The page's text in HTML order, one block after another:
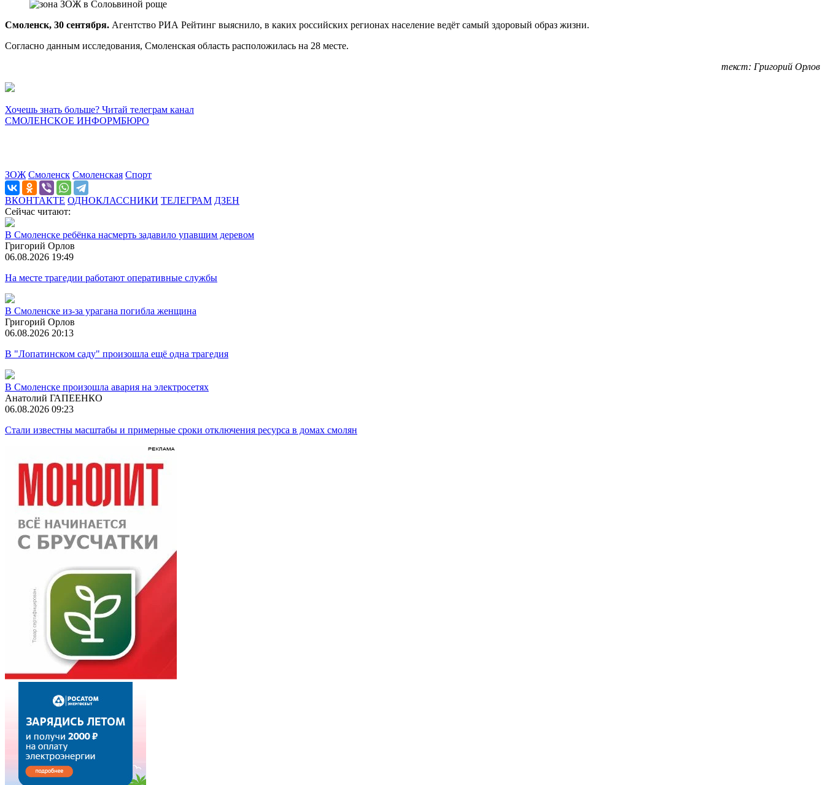
Смоленск, 30 сентября. Агентство РИА Рейтинг выяснило, в каких российских регионах население ведёт самый здоровый образ жизни.
Согласно данным исследования, Смоленская область расположилась на 28 месте.
текст: Григорий Орлов
Хочешь знать больше? Читай телеграм канал
СМОЛЕНСКОЕ ИНФОРМБЮРО
ЗОЖ Смоленск Смоленская Спорт
ВКОНТАКТЕ ОДНОКЛАССНИКИ ТЕЛЕГРАМ ДЗЕН
Сейчас читают:
В Смоленске ребёнка насмерть задавило упавшим деревом
Григорий Орлов
06.08.2026 19:49
На месте трагедии работают оперативные службы
В Смоленске из-за урагана погибла женщина
Григорий Орлов
06.08.2026 20:13
В "Лопатинском саду" произошла ещё одна трагедия
В Смоленске произошла авария на электросетях
Анатолий ГАПЕЕНКО
06.08.2026 09:23
Стали известны масштабы и примерные сроки отключения ресурса в домах смолян